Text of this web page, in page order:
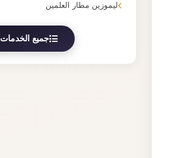
ليموزين مطار العلمين
جميع الخدمات